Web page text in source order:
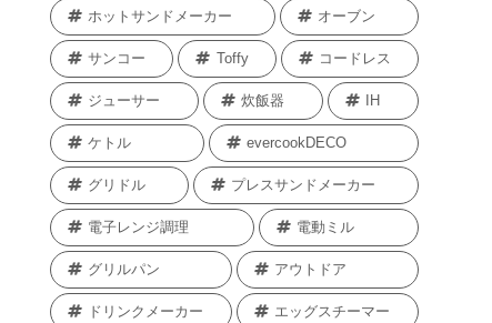
ホットサンドメーカー オーブン
サンコー Toffy コードレス
ジューサー 炊飯器 IH
ケトル evercookDECO
グリドル プレスサンドメーカー
電子レンジ調理 電動ミル
グリルパン アウトドア
ドリンクメーカー エッグスチーマー